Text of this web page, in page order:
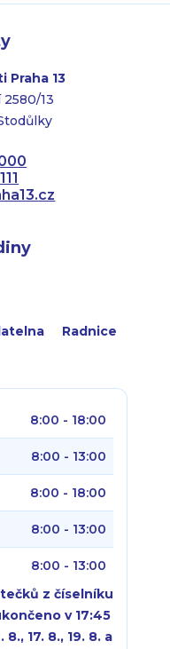
Praha 13
13
Radnice
8:00 - 18:00
8:00 - 13:00
8:00 - 18:00
8:00 - 13:00
8:00 - 13:00
z číselníku
v 17:45
8., 17. 8., 19. 8. a